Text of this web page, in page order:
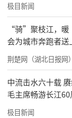
极目新闻
“骑”聚枝江，
会为城市奔跑者送
荆楚网（湖北日报网）
中流击水六十载
毛主席畅游长江
在武汉举办
极目新闻